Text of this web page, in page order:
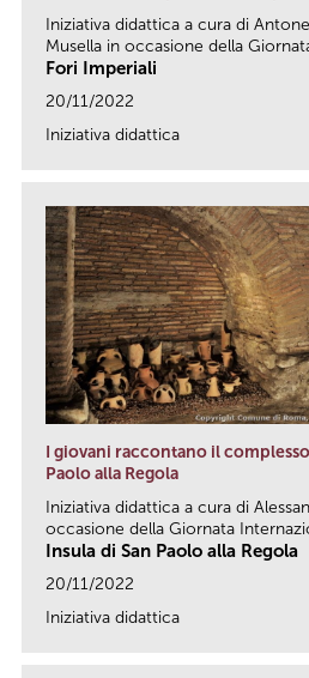
Iniziativa didattica a cura di
Musella in occasione della
Fori Imperiali
20/11/2022
Iniziativa didattica
I giovani raccontano il
Paolo alla Regola
Iniziativa didattica a cura di
occasione della Giornata
Insula di San Paolo alla Regola
20/11/2022
Iniziativa didattica